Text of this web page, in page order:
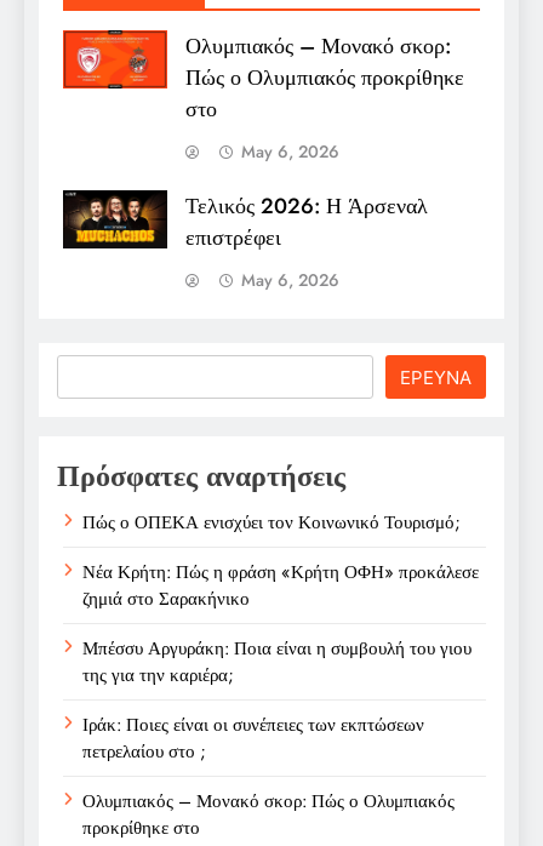
Ολυμπιακός – Μονακό σκορ:
Πώς ο Ολυμπιακός προκρίθηκε
στο
May 6, 2026
Τελικός 2026: Η Άρσεναλ
επιστρέφει
May 6, 2026
ΕΡΕΥΝΑ
Πρόσφατες αναρτήσεις
Πώς ο ΟΠΕΚΑ ενισχύει τον Κοινωνικό Τουρισμό;
Νέα Κρήτη: Πώς η φράση «Κρήτη ΟΦΗ» προκάλεσε
ζημιά στο Σαρακήνικο
Μπέσσυ Αργυράκη: Ποια είναι η συμβουλή του γιου
της για την καριέρα;
Ιράκ: Ποιες είναι οι συνέπειες των εκπτώσεων
πετρελαίου στο ;
Ολυμπιακός – Μονακό σκορ: Πώς ο Ολυμπιακός
προκρίθηκε στο